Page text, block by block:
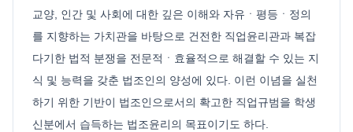
교양, 인간 및 사회에 대한 깊은 이해와 자유ㆍ평등ㆍ정의
를 지향하는 가치관을 바탕으로 건전한 직업윤리관과 복잡
다기한 법적 분쟁을 전문적ㆍ효율적으로 해결할 수 있는 지
식 및 능력을 갖춘 법조인의 양성에 있다. 이런 이념을 실천
하기 위한 기반이 법조인으로서의 확고한 직업규범을 학생
신분에서 습득하는 법조윤리의 목표이기도 하다.